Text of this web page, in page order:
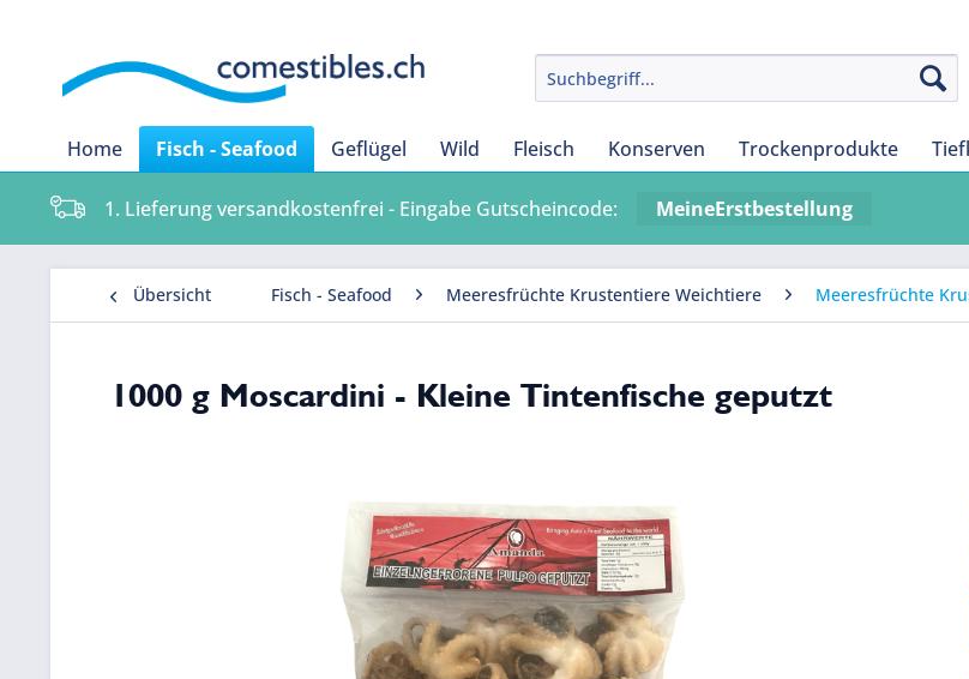
Home Fisch - Seafood Geflügel Wild Fleisch Konserven Trockenprodukte
1. Lieferung versandkostenfrei - Eingabe Gutscheincode: MeineErstbestellung
Übersicht Fisch - Seafood Meeresfrüchte Krustentiere Weichtiere Meeresfrüchte
1000 g Moscardini - Kleine Tintenfische geputzt